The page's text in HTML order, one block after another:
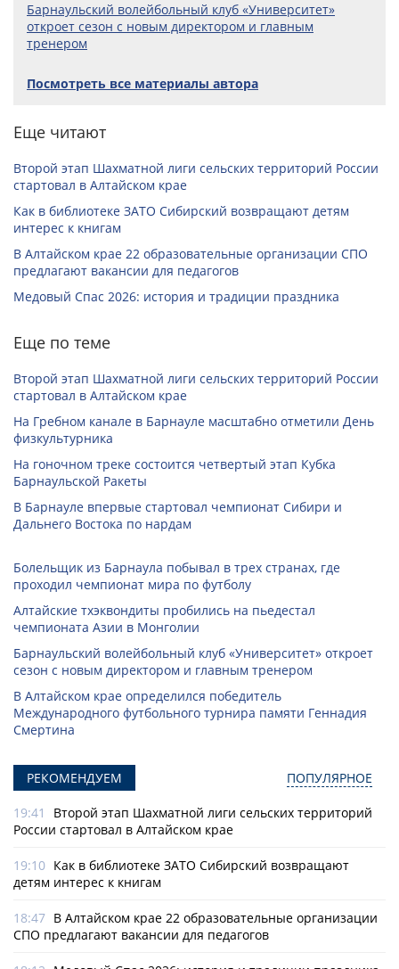
Барнаульский волейбольный клуб «Университет»
откроет сезон с новым директором и главным
тренером
Посмотреть все материалы автора
Еще читают
Второй этап Шахматной лиги сельских территорий России
стартовал в Алтайском крае
Как в библиотеке ЗАТО Сибирский возвращают детям
интерес к книгам
В Алтайском крае 22 образовательные организации СПО
предлагают вакансии для педагогов
Медовый Спас 2026: история и традиции праздника
Еще по теме
Второй этап Шахматной лиги сельских территорий России
стартовал в Алтайском крае
На Гребном канале в Барнауле масштабно отметили День
физкультурника
На гоночном треке состоится четвертый этап Кубка
Барнаульской Ракеты
В Барнауле впервые стартовал чемпионат Сибири и
Дальнего Востока по нардам
Болельщик из Барнаула побывал в трех странах, где
проходил чемпионат мира по футболу
Алтайские тхэквондиты пробились на пьедестал
чемпионата Азии в Монголии
Барнаульский волейбольный клуб «Университет» откроет
сезон с новым директором и главным тренером
В Алтайском крае определился победитель
Международного футбольного турнира памяти Геннадия
Смертина
РЕКОМЕНДУЕМ ПОПУЛЯРНОЕ
19:41
Второй этап Шахматной лиги сельских территорий
России стартовал в Алтайском крае
19:10 Как в библиотеке ЗАТО Сибирский возвращают
детям интерес к книгам
18:47 В Алтайском крае 22 образовательные организации
СПО предлагают вакансии для педагогов